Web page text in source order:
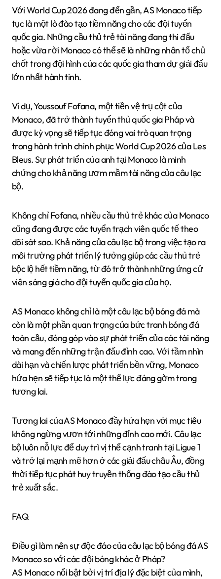
Với World Cup 2026 đang đến gần, AS Monaco tiếp
tục là một lò đào tạo tiềm năng cho các đội tuyển
quốc gia. Những cầu thủ trẻ tài năng đang thi đấu
hoặc vừa rời Monaco có thể sẽ là những nhân tố chủ
chốt trong đội hình của các quốc gia tham dự giải đấu
lớn nhất hành tinh.
Ví dụ, Youssouf Fofana, một tiền vệ trụ cột của
Monaco, đã trở thành tuyển thủ quốc gia Pháp và
được kỳ vọng sẽ tiếp tục đóng vai trò quan trọng
trong hành trình chinh phục World Cup 2026 của Les
Bleus. Sự phát triển của anh tại Monaco là minh
chứng cho khả năng ươm mầm tài năng của câu lạc
bộ.
Không chỉ Fofana, nhiều cầu thủ trẻ khác của Monaco
cũng đang được các tuyển trạch viên quốc tế theo
dõi sát sao. Khả năng của câu lạc bộ trong việc tạo ra
môi trường phát triển lý tưởng giúp các cầu thủ trẻ
bộc lộ hết tiềm năng, từ đó trở thành những ứng cử
viên sáng giá cho đội tuyển quốc gia của họ.
AS Monaco không chỉ là một câu lạc bộ bóng đá mà
còn là một phần quan trọng của bức tranh bóng đá
toàn cầu, đóng góp vào sự phát triển của các tài năng
và mang đến những trận đấu đỉnh cao. Với tầm nhìn
dài hạn và chiến lược phát triển bền vững, Monaco
hứa hẹn sẽ tiếp tục là một thế lực đáng gờm trong
tương lai.
Tương lai của AS Monaco đầy hứa hẹn với mục tiêu
không ngừng vươn tới những đỉnh cao mới. Câu lạc
bộ luôn nỗ lực để duy trì vị thế cạnh tranh tại Ligue 1
và trở lại mạnh mẽ hơn ở các giải đấu châu Âu, đồng
thời tiếp tục phát huy truyền thống đào tạo cầu thủ
trẻ xuất sắc.
FAQ
Điều gì làm nên sự độc đáo của câu lạc bộ bóng đá AS
Monaco so với các đội bóng khác ở Pháp?
AS Monaco nổi bật bởi vị trí địa lý đặc biệt của mình,